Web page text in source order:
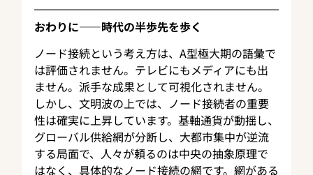
おわりに——時代の半歩先を歩く
ノード接続という考え方は、A型極大期の語彙で
は評価されません。テレビにもメディアにも出
ません。派手な成果として可視化されません。
しかし、文明波の上では、ノード接続者の重要
性は確実に上昇しています。基軸通貨が動揺し、
グローバル供給網が分断し、大都市集中が逆流
する局面で、人々が頼るのは中央の抽象原理で
はなく、具体的なノード接続の網です。網がある